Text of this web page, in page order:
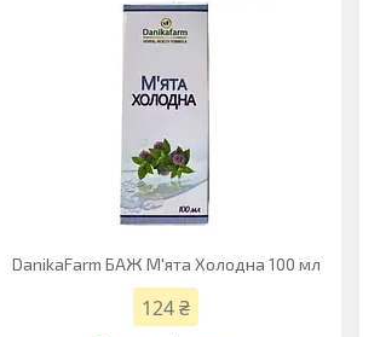
DanikaFarm БАЖ М'ята Холодна 100 мл
124 ₴